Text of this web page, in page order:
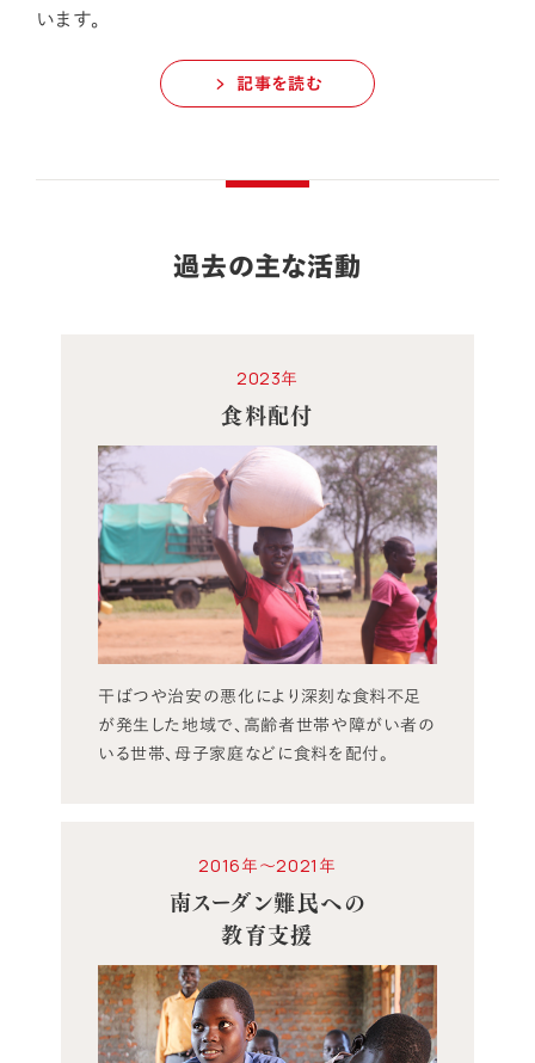
います。
記事を読む
過去の主な活動
2023年
食料配付
干ばつや治安の悪化により深刻な食料不足
が発生した地域で、高齢者世帯や障がい者の
いる世帯、母子家庭などに食料を配付。
2016年～2021年
南スーダン難民への
教育支援